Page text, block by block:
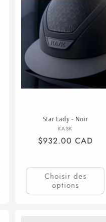
Star Lady - Noir
Fournisseur :
KASK
Prix
$932.00 CAD
Choisir des
options